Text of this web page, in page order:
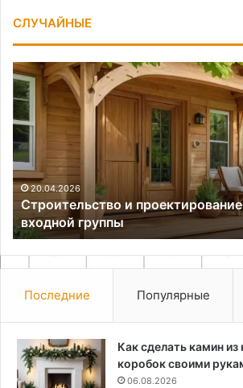
СЛУЧАЙНЫЕ
Строительство
и
проектирование
деревянной
входной
группы
20.04.2026
Строительство и
входной группы
Последние Популярные
Как сделать камин
коробок своими
06.08.2026